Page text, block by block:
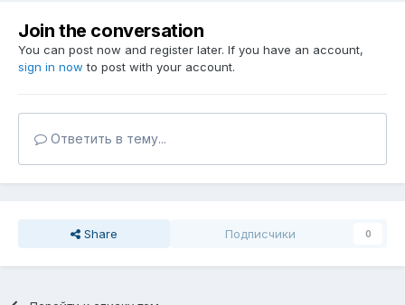
Join the conversation
You can post now and register later. If you have an account,
sign in now to post with your account.
Ответить в тему...
Share Подписчики 0